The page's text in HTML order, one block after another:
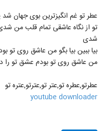
595
موزیک
596
عطر تو غم انگیزترین بوی جهان
تو از نگاه عاشقی تمام قلب من
شدی
بیا ببین بیا بگو من عاشق روی تو
من عاشق روی تو بودم عشق تو را
عطرتو,عطره تو,عتر تو,عترتو,عتره تو
youtube downloader